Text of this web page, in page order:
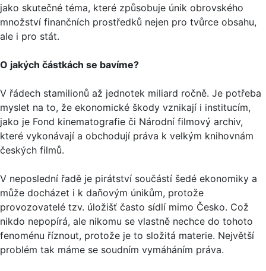
jako skutečné téma, které způsobuje únik obrovského
množství finančních prostředků nejen pro tvůrce obsahu,
ale i pro stát.
O jakých částkách se bavíme?
V řádech stamilionů až jednotek miliard ročně. Je potřeba
myslet na to, že ekonomické škody vznikají i institucím,
jako je Fond kinematografie či Národní filmový archiv,
které vykonávají a obchodují práva k velkým knihovnám
českých filmů.
V neposlední řadě je pirátství součástí šedé ekonomiky a
může docházet i k daňovým únikům, protože
provozovatelé tzv. úložišť často sídlí mimo Česko. Což
nikdo nepopírá, ale nikomu se vlastně nechce do tohoto
fenoménu říznout, protože je to složitá materie. Největší
problém tak máme se soudním vymáháním práva.